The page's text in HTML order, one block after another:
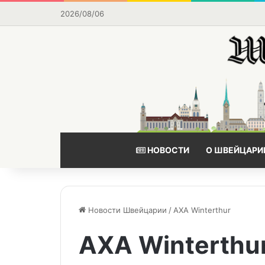
2026/08/06
НОВОСТИ О
Новости Швейцарии /AXA Winterthur
AXA